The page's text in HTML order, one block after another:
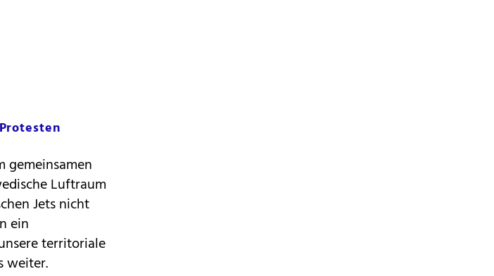
gemeinsamen
Luftraum
Jets nicht
ein
territoriale
weiter.